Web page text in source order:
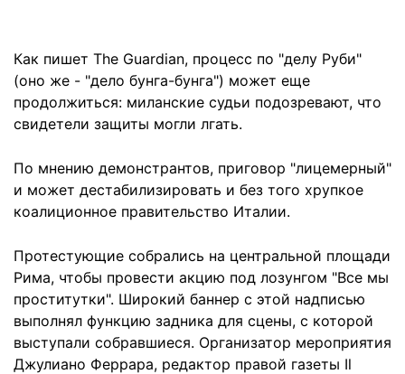
Как пишет The Guardian, процесс по "делу Руби"
(оно же - "дело бунга-бунга") может еще
продолжиться: миланские судьи подозревают, что
свидетели защиты могли лгать.
По мнению демонстрантов, приговор "лицемерный"
и может дестабилизировать и без того хрупкое
коалиционное правительство Италии.
Протестующие собрались на центральной площади
Рима, чтобы провести акцию под лозунгом "Все мы
проститутки". Широкий баннер с этой надписью
выполнял функцию задника для сцены, с которой
выступали собравшиеся. Организатор мероприятия
Джулиано Феррара, редактор правой газеты Il